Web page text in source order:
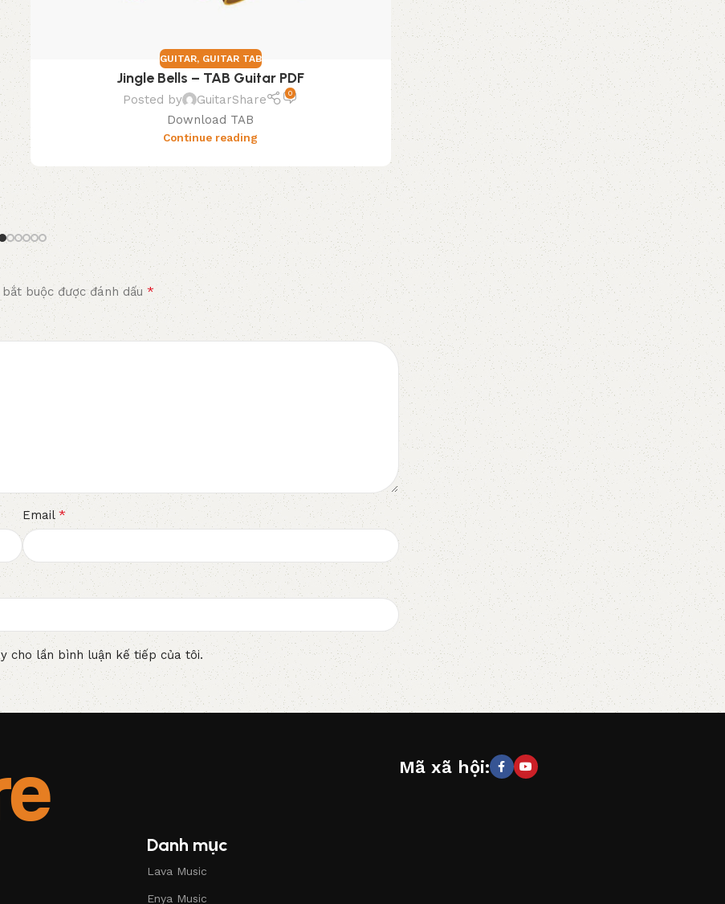
GUITAR, GUITAR TAB
Jingle Bells – TAB Guitar PDF
Posted by GuitarShare 0
Download TAB
Continue reading
buộc được đánh dấu *
Email *
cho lần bình luận kế tiếp của tôi.
Danh mục
Lava Music
Enya Music
Mã xã hội: